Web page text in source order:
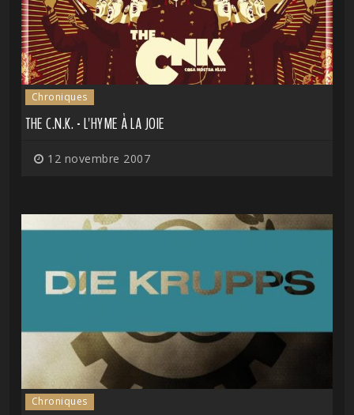
Chroniques
THE C.N.K. - L'HYME À LA JOIE
12 novembre 2007
Chroniques